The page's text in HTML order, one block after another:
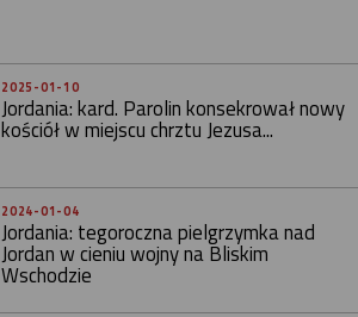
2025-01-10
Jordania: kard. Parolin konsekrował nowy
kościół w miejscu chrztu Jezusa...
2024-01-04
Jordania: tegoroczna pielgrzymka nad
Jordan w cieniu wojny na Bliskim
Wschodzie